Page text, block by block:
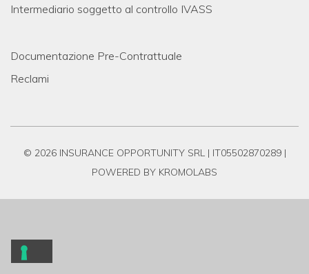
Intermediario soggetto al controllo IVASS
Documentazione Pre-Contrattuale
Reclami
© 2026 INSURANCE OPPORTUNITY SRL | IT05502870289 |
POWERED BY KROMOLABS